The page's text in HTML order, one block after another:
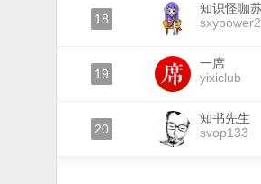
18
知识怪咖
19
一席
yixiclub
20
知书先生
svop133